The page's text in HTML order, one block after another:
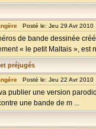
Posté le: Jeu 29 Avr
de bande dessinée
« le petit Maltais », est
préjugés
Posté le: Jeu 22 Avr
publier une version
une bande de m ...